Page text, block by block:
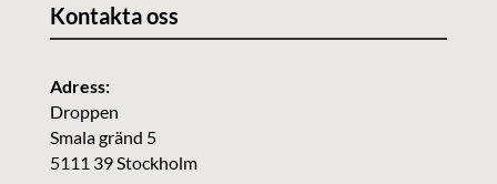
Kontakta oss
Adress:
Droppen
Smala gränd 5
5111 39 Stockholm